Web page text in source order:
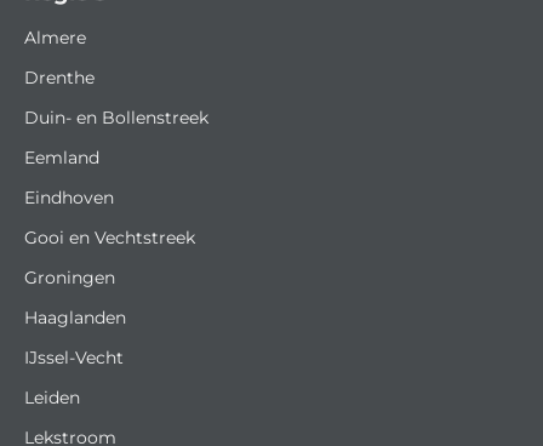
Almere
Drenthe
Duin- en Bollenstreek
Eemland
Eindhoven
Gooi en Vechtstreek
Groningen
Haaglanden
IJssel-Vecht
Leiden
Lekstroom